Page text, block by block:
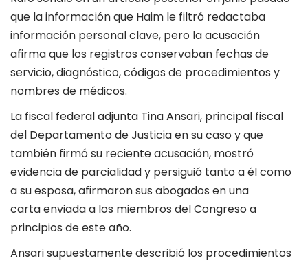
que la información que Haim le filtró redactaba
información personal clave, pero la acusación
afirma que los registros conservaban fechas de
servicio, diagnóstico, códigos de procedimientos y
nombres de médicos.
La fiscal federal adjunta Tina Ansari, principal fiscal
del Departamento de Justicia en su caso y que
también firmó su reciente acusación, mostró
evidencia de parcialidad y persiguió tanto a él como
a su esposa, afirmaron sus abogados en una
carta enviada a los miembros del Congreso a
principios de este año.
Ansari supuestamente describió los procedimientos